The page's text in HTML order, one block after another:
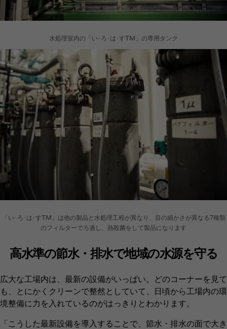
水処理室内の「い･ろ･は･すTM」の専用タンク
「い･ろ･は･すTM」は他の製品と水処理工程が異なり、目の細かさが異なる7種類
のフィルターでろ過し、熱殺菌をして製品になります
高水準の節水・排水で地域の水源を守る
広大な工場内は、最新の設備がいっぱい。どのコーナーを見て
も、とにかくクリーンで整然としていて、日頃から工場内の環
境整備に力を入れているのがはっきりとわかります。
「こうした最新設備を導入することで、節水・排水の面で大き